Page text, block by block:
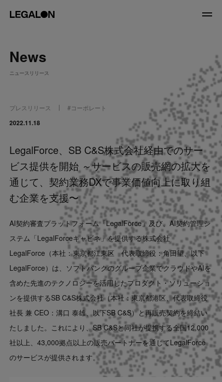
About
Service
News
Recruit
LegalOn Now
Contact
US website
News
ニュースリリース
プレスリリース #コーポレート
2022.11.18
LegalForce、SB C&S株式会社経由でのサー
ビス提供を開始 ～サービスの販売網の拡大を
通じて、契約業務DXで事業価値向上に取り組
む企業を支援〜
AI契約審査プラットフォーム「LegalForce」及び、AI契約管理シ
ステム「LegalForceキャビネ」を提供する株式会社
LegalForce（本社：東京都江東区 代表取締役：角田望、以下
LegalForce）は、ソフトバンクのグループ企業でクラウドやAIを
含めた先進のテクノロジーを活用したプロダクト・ソリューショ
ンを提供するSB C&S株式会社（本社：東京都港区、代表取締役
社長 兼 CEO：溝口 泰雄、以下SB C&S）と再販売契約を締結い
たしました。これにより、SB C&Sと同社が提携する全国12,000
社以上、43,000拠点以上の販売パートナーを通じてLegalForce
のサービスが提供されます。